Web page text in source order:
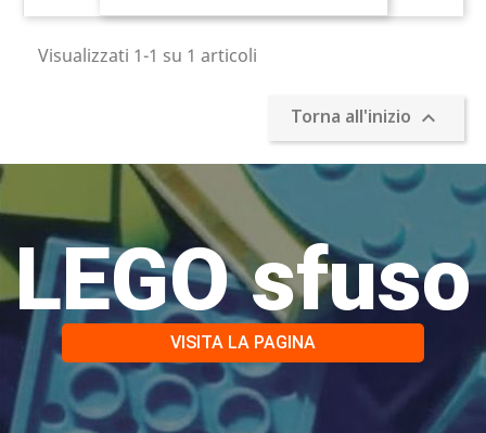
Visualizzati 1-1 su 1 articoli
Torna all'inizio 
LEGO sfuso
VISITA LA PAGINA